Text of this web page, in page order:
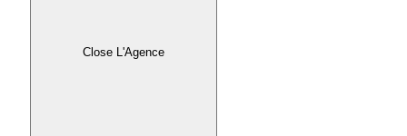
Close L'Agence